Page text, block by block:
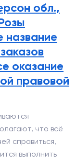
обл.,
название
оказание
правовой
что всё
справиться,
выполнить